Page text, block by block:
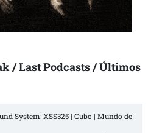
/ Last Podcasts / Últimos
System: XSS325 | Cubo | Mundo de